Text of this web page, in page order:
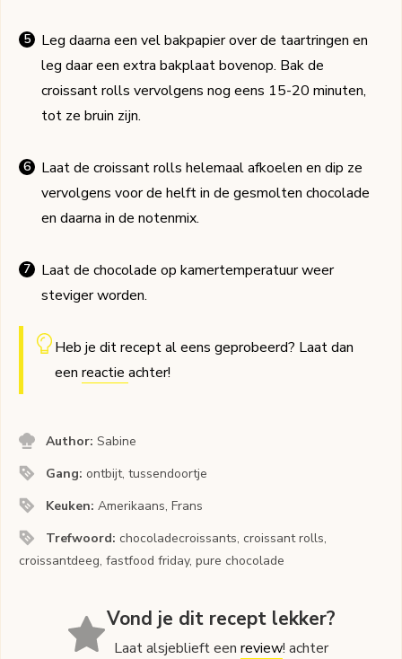
Leg daarna een vel bakpapier over de taartringen en
leg daar een extra bakplaat bovenop. Bak de
croissant rolls vervolgens nog eens 15-20 minuten,
tot ze bruin zijn.
Laat de croissant rolls helemaal afkoelen en dip ze
vervolgens voor de helft in de gesmolten chocolade
en daarna in de notenmix.
Laat de chocolade op kamertemperatuur weer
steviger worden.
Heb je dit recept al eens geprobeerd? Laat dan
een reactie achter!
Author:Sabine
Gang: ontbijt, tussendoortje
Keuken:Amerikaans, Frans
Trefwoord: chocoladecroissants, croissant rolls,
croissantdeeg, fastfood friday, pure chocolade
Vond je dit recept lekker?
Laat alsjeblieft eenreview! achter